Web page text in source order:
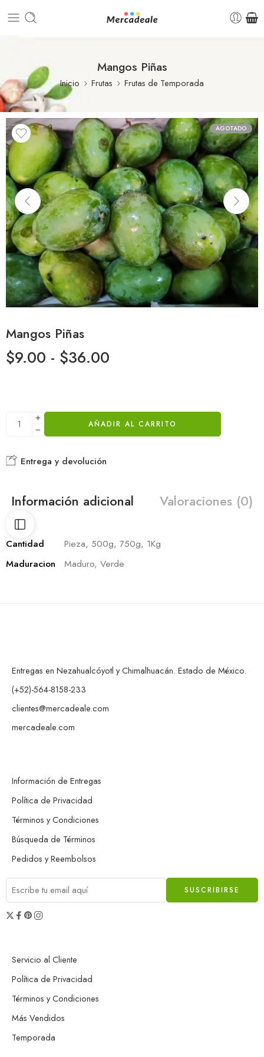
Mangos Piñas
Inicio Frutas Frutas de Temporada
AGOTADO
Mangos Piñas
$9.00 - $36.00
AÑADIR AL CARRITO
Entrega y devolución
Información adicional Valoraciones (0)
Cantidad
Pieza, 500g, 750g, 1Kg
Maduracion
Maduro, Verde
Entregas en Nezahualcóyotl y Chimalhuacán. Estado de México.
(+52)-564-8158-233
clientes@mercadeale.com
mercadeale.com
Información de Entregas
Política de Privacidad
Términos y Condiciones
Búsqueda de Términos
Pedidos y Reembolsos
Servicio al Cliente
Política de Privacidad
Términos y Condiciones
Más Vendidos
Temporada